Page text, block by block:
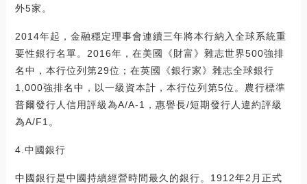
外5家。
2014年起，金融穩定理事會連續三年將本行納入全球系統重
要性銀行名單。2016年，在美國《財富》雜志世界500強排
名中，本行位列第29位；在英國《銀行家》雜志全球銀行
1,000強排名中，以一級資本計，本行位列第5位。農行標準
普爾發行人信用評級為A/A-1，惠譽長/短期發行人違約評級
為A/F1。
4.中國銀行
中國銀行是中國持續經營時間最久的銀行。1912年2月正式